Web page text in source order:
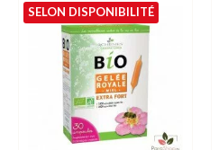
SELON DISPONIBILITÉ